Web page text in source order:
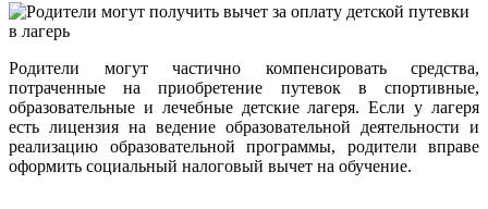
Родители могут частично компенсировать средства,
потраченные на приобретение путевок в спортивные,
образовательные и лечебные детские лагеря. Если у лагеря
есть лицензия на ведение образовательной деятельности и
реализацию образовательной программы, родители вправе
оформить социальный налоговый вычет на обучение.